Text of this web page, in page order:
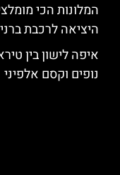
המלונות הכי
היציאה לרכבת
איפה לישון בין
נופים וקסם אלפיני